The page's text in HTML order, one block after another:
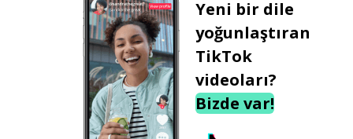
Yeni bir dile
yoğunlaştıran
TikTok
videoları?
Bizde var!